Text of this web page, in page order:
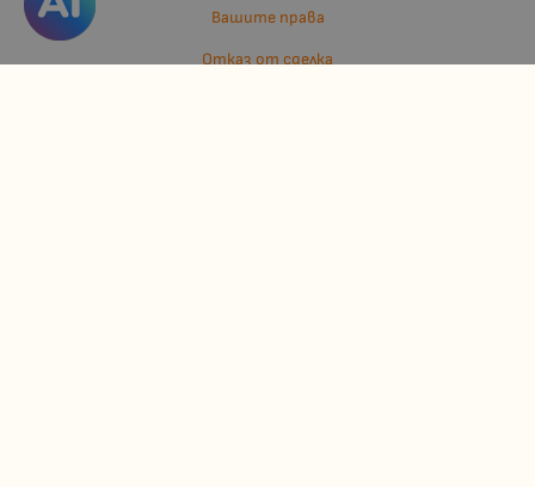
Вашите права
Отказ от сделка